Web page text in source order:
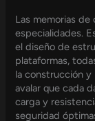
Las memorias
especialidades.
el diseño de
plataformas,
la construcción y
avalar que cada
carga y
seguridad